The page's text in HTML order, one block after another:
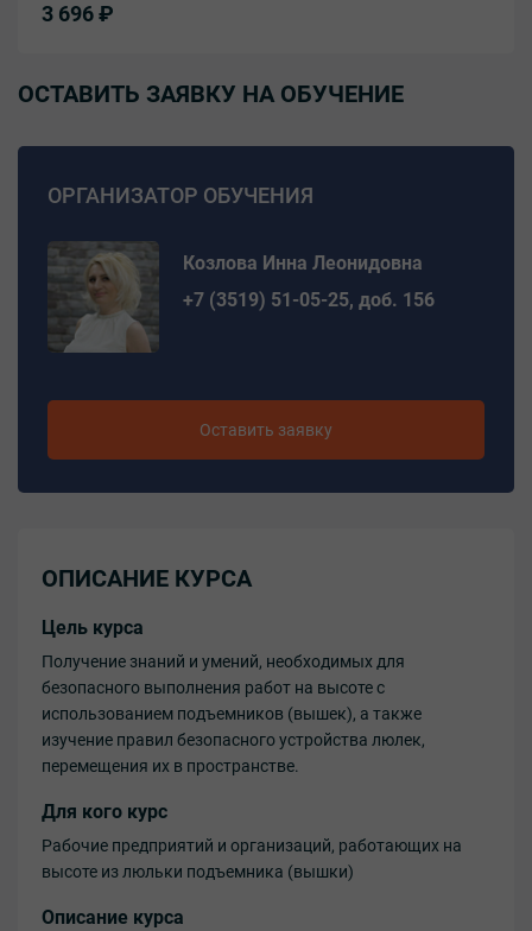
3 696 ₽
ОСТАВИТЬ ЗАЯВКУ НА ОБУЧЕНИЕ
ОРГАНИЗАТОР ОБУЧЕНИЯ
Козлова Инна Леонидовна
+7 (3519) 51-05-25, доб. 156
Оставить заявку
ОПИСАНИЕ КУРСА
Цель курса
Получение знаний и умений, необходимых для
безопасного выполнения работ на высоте с
использованием подъемников (вышек), а также
изучение правил безопасного устройства люлек,
перемещения их в пространстве.
Для кого курс
Рабочие предприятий и организаций, работающих на
высоте из люльки подъемника (вышки)
Описание курса